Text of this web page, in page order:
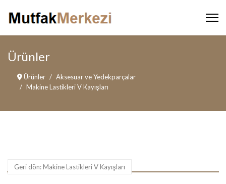
Ürünler
Ürünler
Aksesuar ve Yedekparçalar
Makine Lastikleri V Kayışları
Geri dön: Makine Lastikleri V Kayışları